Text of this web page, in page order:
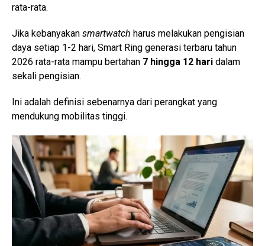
rata-rata.
Jika kebanyakan smartwatch harus melakukan pengisian
daya setiap 1-2 hari, Smart Ring generasi terbaru tahun
2026 rata-rata mampu bertahan 7 hingga 12 hari dalam
sekali pengisian.
Ini adalah definisi sebenarnya dari perangkat yang
mendukung mobilitas tinggi.